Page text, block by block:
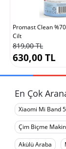
Promast Clean
Cilt
819,00 TL
630,00 TL
En Çok
Xiaomi Mi Band 5
Çim Biçme
Akülü Araba